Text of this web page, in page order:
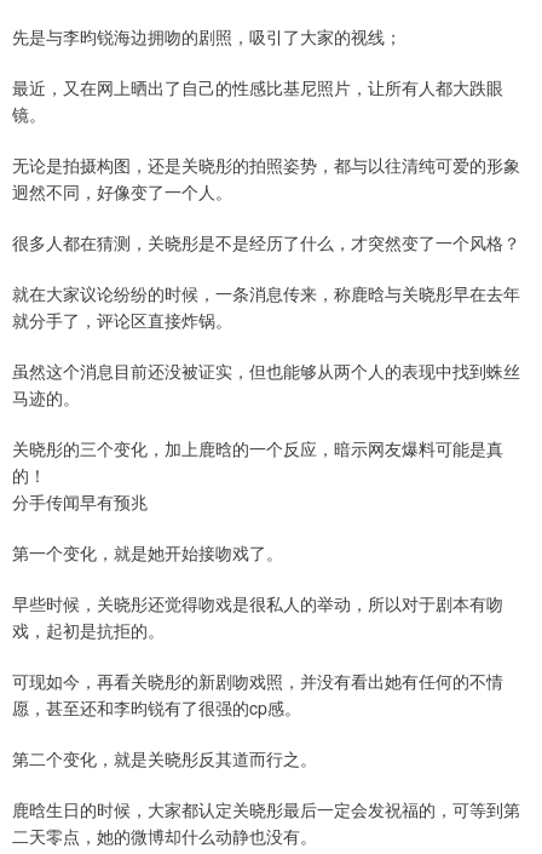
先是与李昀锐海边拥吻的剧照，吸引了大家的视线；
最近，又在网上晒出了自己的性感比基尼照片，让所有人都大跌眼
镜。
无论是拍摄构图，还是关晓彤的拍照姿势，都与以往清纯可爱的形象
迥然不同，好像变了一个人。
很多人都在猜测，关晓彤是不是经历了什么，才突然变了一个风格？
就在大家议论纷纷的时候，一条消息传来，称鹿晗与关晓彤早在去年
就分手了，评论区直接炸锅。
虽然这个消息目前还没被证实，但也能够从两个人的表现中找到蛛丝
马迹的。
关晓彤的三个变化，加上鹿晗的一个反应，暗示网友爆料可能是真
的！
分手传闻早有预兆
第一个变化，就是她开始接吻戏了。
早些时候，关晓彤还觉得吻戏是很私人的举动，所以对于剧本有吻
戏，起初是抗拒的。
可现如今，再看关晓彤的新剧吻戏照，并没有看出她有任何的不情
愿，甚至还和李昀锐有了很强的cp感。
第二个变化，就是关晓彤反其道而行之。
鹿晗生日的时候，大家都认定关晓彤最后一定会发祝福的，可等到第
二天零点，她的微博却什么动静也没有。